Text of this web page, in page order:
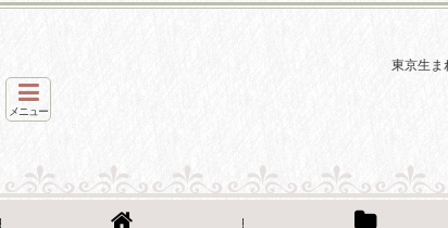
東京生ま
メニュー